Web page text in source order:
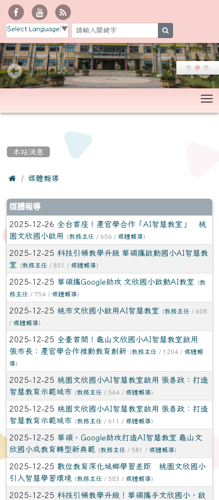
Select Language ▼
本站消息
 媒體報導
文章列表
媒體報導
2025-12-26 全台首座！產官學合作「AI智慧教室」 桃
園文欣國小啟用
(教務主任 / 656 / 媒體報導)
2025-12-25 科技引領教學升級 華碩攜啟動國小AI智慧教
室
(教務主任 / 851 / 媒體報導)
2025-12-25 華碩攜Google助攻 文欣國小啟動AI教室 (教
務主任 / 754 / 媒體報導)
2025-12-25 桃市文欣國小啟用AI智慧教室 (教務主任 / 608
/ 媒體報導)
2025-12-25 全臺首間！龜山文欣國小AI智慧教室啟用
張市長：產官學合作推動教育創新 (教務主任 / 1204 / 媒體報
導)
2025-12-25 桃園文欣國小AI智慧教室啟用 張善政：打造
智慧教育示範城市 (教務主任 / 564 / 媒體報導)
2025-12-25 桃園文欣國小AI智慧教室啟用 張善政：打造
智慧教育示範城市 (教務主任 / 611 / 媒體報導)
2025-12-25 華碩、Google助攻打造AI智慧教室 龜山文
欣國小成教育轉型新典範
(教務主任 / 581 / 媒體報導)
2025-12-25 數位教育深化城鄉學習差距 桃園文欣國小
引入智慧學習環境 (教務主任 / 583 / 媒體報導)
2025-12-25 科技引領教學升級！華碩攜手文欣國小，啟